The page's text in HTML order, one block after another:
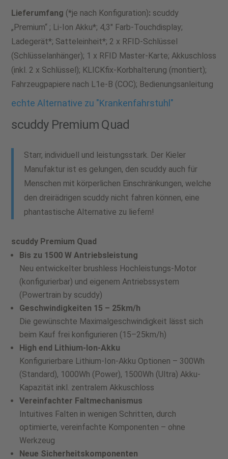
Lieferumfang (*je nach Konfiguration): scuddy
„Premium“ ; Li-Ion Akku*; 4,3″ Farb-Touchdisplay;
Ladegerät*; Satteleinheit*; 2 x RFID-Schlüssel
(Schlüsselanhänger); 1 x RFID Master-Karte; Akkuschloss
(inkl. 2 x Schlüssel); KLICKfix-Korbhalterung (montiert);
Fahrzeugpapiere nach L1e-B (COC); Bedienungsanleitung
echte Alternative zu "Krankenfahrstuhl"
scuddy Premium Quad
Starr, individuell und leistungsstark. Der Kieler
Manufaktur ist es gelungen, den scuddy auch für
Menschen mit körperlichen Einschränkungen, welche
den dreirädrigen scuddy nicht fahren können, eine
phantastische Alternative zu liefern!
scuddy Premium Quad
Bis zu 1500 W Antriebsleistung
Neu entwickelter brushless Hochleistungs-Motor
(konfigurierbar) und eigenem Antriebssystem
(Powertrain by scuddy)
Geschwindigkeiten 15 – 25km/h
Die gewünschte Maximalgeschwindigkeit lässt sich
beim Kauf frei konfigurieren (15–25km/h)
High end Lithium-Ion-Akku
Konfigurierbare Lithium-Ion-Akku Optionen – 300Wh
(Standard), 1000Wh (Power), 1500Wh (Ultra) Akku-
Kapazität inkl. zentralem Akkuschloss
Vereinfachter Faltmechanismus
Intuitives Falten in wenigen Schritten, durch
optimierte, vereinfachte Komponenten – ohne
Werkzeug
Neue Sicherheitskomponenten